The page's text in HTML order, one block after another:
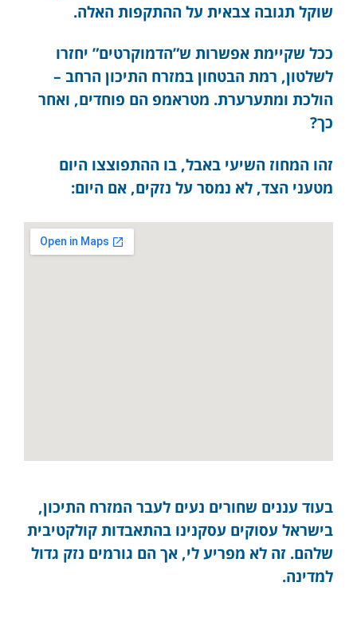
שוקל תגובה צבאית על ההתקפות האלה.
ככל שקיימת אפשרות ש”הדמוקרטים” יחזרו
לשלטון, רמת הבטחון במזרח התיכון הרחב –
הולכת ומתערערת. מטראמפ הם פוחדים, ואחר
כך?
זהו המחוז השיעי באבל, בו ההתפוצצו היום
מטעני הצד, לא נמסר על נזקים, אם היום:
בעוד עננים שחורים נעים לעבר המזרח התיכון,
בישראל עסוקים עסקנינו בהתאבדות קולקטיבית
שלהם. זה לא מפריע לי, אך הם גורמים נזק גדול
למדינה.